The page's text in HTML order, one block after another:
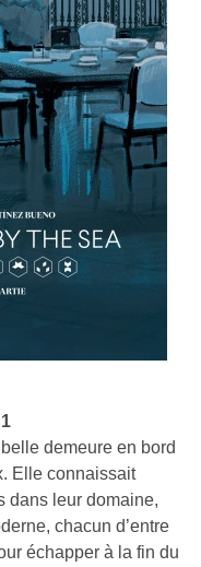
demeure en bord
Elle connaissait
dans leur domaine,
chacun d’entre
échapper à la fin du